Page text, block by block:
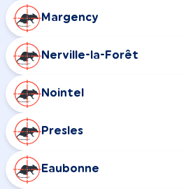
Margency
Nerville-la-Forêt
Nointel
Presles
Eaubonne